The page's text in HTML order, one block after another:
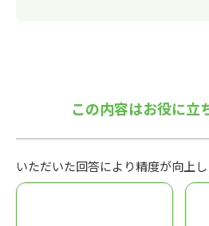
この内容はお役に立
いただいた回答により精度が向上し